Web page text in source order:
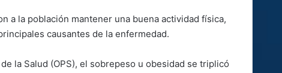
a la población mantener una buena actividad física,
causantes de la enfermedad.
la Salud (OPS), el sobrepeso u obesidad se triplicó